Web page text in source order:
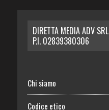
DIRETTA MEDIA ADV SRL
P.I. 02839380306
Chi siamo
Codice etico